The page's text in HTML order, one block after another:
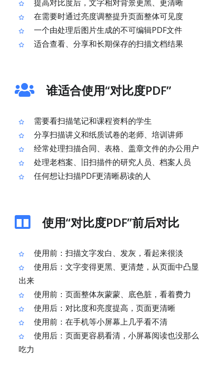
提高对比度后，文字相对背景更黑、更清晰
在需要时通过亮度调整提升页面整体可见度
一个由处理后图片生成的不可编辑PDF文件
适合查看、分享和长期保存的扫描文档结果
谁适合使用“对比度PDF”
需要看扫描笔记和课程资料的学生
分享扫描讲义和纸质试卷的老师、培训讲师
经常处理扫描合同、表格、盖章文件的办公用户
处理老档案、旧扫描件的研究人员、档案人员
任何想让扫描PDF更清晰易读的人
使用“对比度PDF”前后对比
使用前：扫描文字发白、发灰，看起来很淡
使用后：文字变得更黑、更清楚，从页面中凸显
出来
使用前：页面整体灰蒙蒙、底色脏，看着费力
使用后：对比度和亮度提高，页面更清晰
使用前：在手机等小屏幕上几乎看不清
使用后：页面更容易看清，小屏幕阅读也没那么
吃力